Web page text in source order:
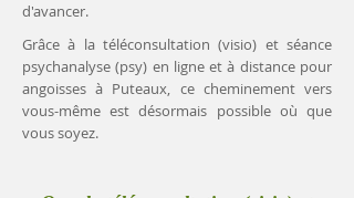
d'avancer.
Grâce à la téléconsultation (visio) et séance
psychanalyse (psy) en ligne et à distance pour
angoisses à Puteaux, ce cheminement vers
vous-même est désormais possible où que
vous soyez.